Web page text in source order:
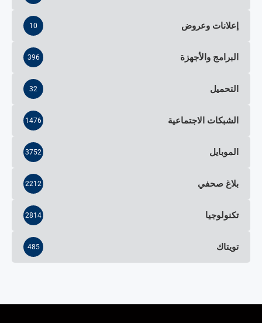
إعلانات وعروض 10
البرامج والأجهزة 396
التحميل 32
الشبكات الاجتماعية 1476
الموبايل 3752
بلاغ صحفي 2212
تكنولوجيا 2814
تويتاك 485